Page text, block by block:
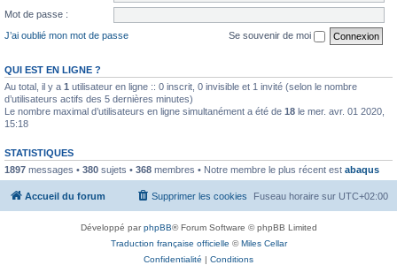
Mot de passe :
J’ai oublié mon mot de passe
Se souvenir de moi
QUI EST EN LIGNE ?
Au total, il y a 1 utilisateur en ligne :: 0 inscrit, 0 invisible et 1 invité (selon le nombre
d’utilisateurs actifs des 5 dernières minutes)
Le nombre maximal d’utilisateurs en ligne simultanément a été de 18 le mer. avr. 01 2020,
15:18
STATISTIQUES
1897 messages • 380 sujets • 368 membres • Notre membre le plus récent est abaqus
Accueil du forum Fuseau horaire sur UTC+02:00
Supprimer les cookies
Développé parphpBB® Forum Software © phpBB Limited
Traduction française officielle ©Miles Cellar
Confidentialité | Conditions